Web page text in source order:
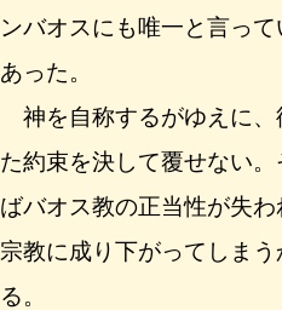
ンバオスにも唯一と言っ
あった。
神を自称するがゆえに、
た約束を決して覆せない
ばバオス教の正当性が失
宗教に成り下がってしま
る。